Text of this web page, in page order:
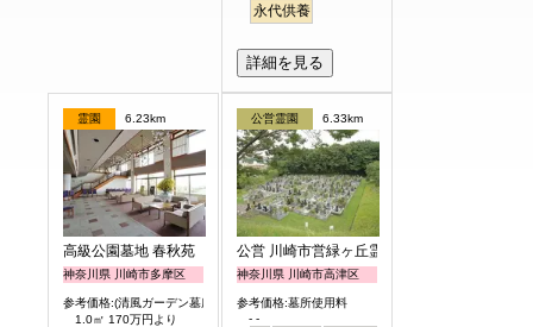
永代供養
詳細を見る
霊園 6.23km
高級公園墓地 春秋苑
神奈川県 川崎市多摩区
参考価格:(清風ガーデン墓所)
1.0㎡ 170万円より
公営霊園 6.33km
公営 川崎市営緑ヶ丘霊園
神奈川県 川崎市高津区
参考価格:墓所使用料
- -